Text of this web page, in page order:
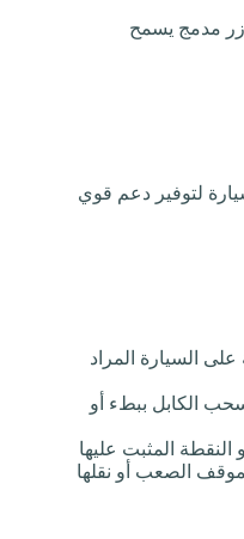
زر مدمج يسمح
لتوفير دعم قوي
السيارة المراد
الكابل ببطء أو
المثبت عليها
الصعب أو نقلها